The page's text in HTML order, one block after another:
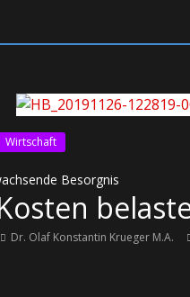
Wirtschaft
Besorgnis
Dr. Olaf Konstantin Krueger M.A.